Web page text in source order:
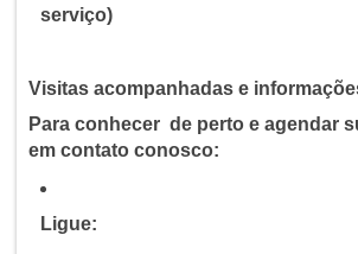
serviço)
Visitas acompanhadas e
Para conhecer de perto e agendar
em contato conosco:
Ligue: